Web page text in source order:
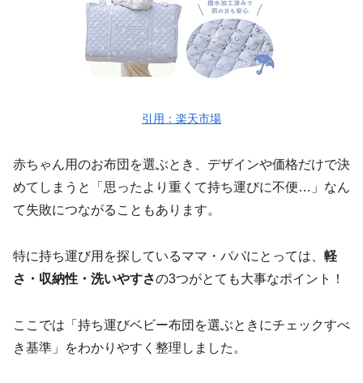
引用：楽天市場
赤ちゃん用のお布団を選ぶとき、デザインや価格だけで決
めてしまうと「思ったより重くて持ち運びに不便…」なん
て失敗につながることもあります。
特に持ち運び用を探しているママ・パパにとっては、 軽
さ・収納性・洗いやすさの3つがとても大事なポイント！
ここでは「持ち運びベビー布団を選ぶときにチェックすべ
き基準」をわかりやすく整理しました。